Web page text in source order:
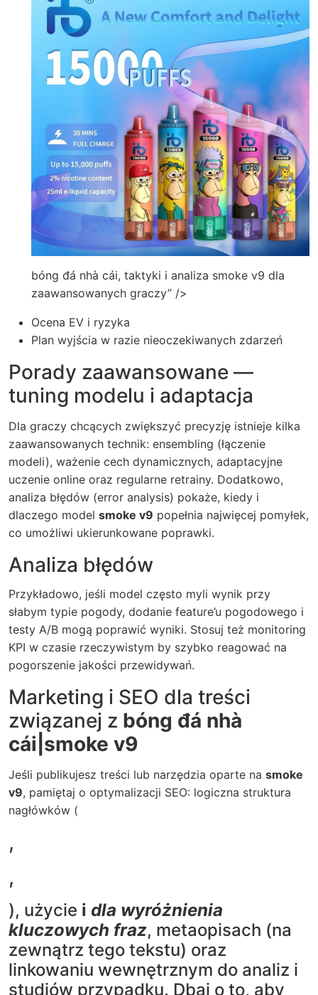
bóng đá nhà cái, taktyki i analiza smoke v9 dla
zaawansowanych graczy” />
Ocena EV i ryzyka
Plan wyjścia w razie nieoczekiwanych zdarzeń
Porady zaawansowane —
tuning modelu i adaptacja
Dla graczy chcących zwiększyć precyzję istnieje kilka
zaawansowanych technik: ensembling (łączenie
modeli), ważenie cech dynamicznych, adaptacyjne
uczenie online oraz regularne retrainy. Dodatkowo,
analiza błędów (error analysis) pokaże, kiedy i
dlaczego model smoke v9 popełnia najwięcej pomyłek,
co umożliwi ukierunkowane poprawki.
Analiza błędów
Przykładowo, jeśli model często myli wynik przy
słabym typie pogody, dodanie feature’u pogodowego i
testy A/B mogą poprawić wyniki. Stosuj też monitoring
KPI w czasie rzeczywistym by szybko reagować na
pogorszenie jakości przewidywań.
Marketing i SEO dla treści
związanej z bóng đá nhà
cái|smoke v9
Jeśli publikujesz treści lub narzędzia oparte na smoke
v9, pamiętaj o optymalizacji SEO: logiczna struktura
nagłówków (
,
,
), użycie i dla wyróżnienia
kluczowych fraz, metaopisach (na
zewnątrz tego tekstu) oraz
linkowaniu wewnętrznym do analiz i
studiów przypadku. Dbaj o to, aby